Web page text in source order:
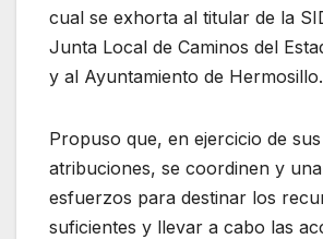
cual se exhorta al titular de la
Junta Local de Caminos del
y al Ayuntamiento de Hermosillo.
Propuso que, en ejercicio de
atribuciones, se coordinen y
esfuerzos para destinar los
suficientes y llevar a cabo las